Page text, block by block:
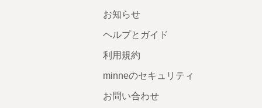
お知らせ
ヘルプとガイド
利用規約
minneのセキュリティ
お問い合わせ